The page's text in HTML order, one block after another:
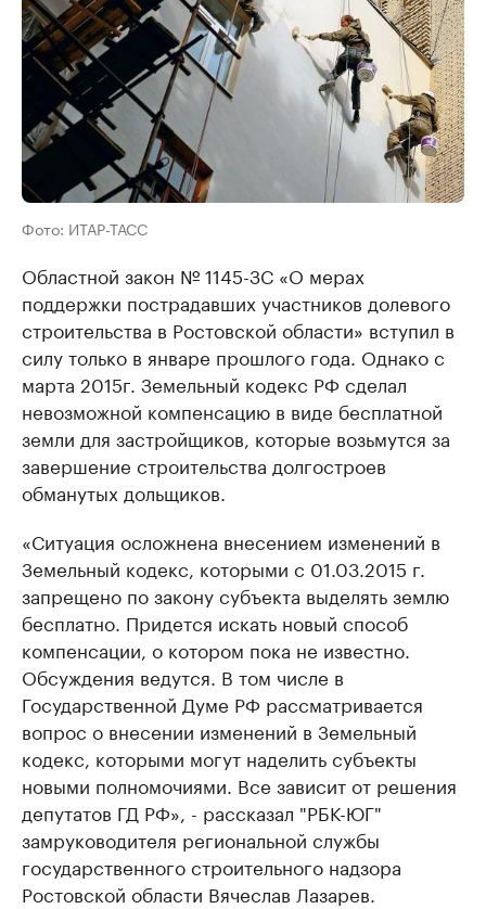
Фото: ИТАР-ТАСС
Областной закон № 1145-ЗС «О мерах
поддержки пострадавших участников долевого
строительства в Ростовской области» вступил в
силу только в январе прошлого года. Однако с
марта 2015г. Земельный кодекс РФ сделал
невозможной компенсацию в виде бесплатной
земли для застройщиков, которые возьмутся за
завершение строительства долгостроев
обманутых дольщиков.
«Ситуация осложнена внесением изменений в
Земельный кодекс, которыми с 01.03.2015 г.
запрещено по закону субъекта выделять землю
бесплатно. Придется искать новый способ
компенсации, о котором пока не известно.
Обсуждения ведутся. В том числе в
Государственной Думе РФ рассматривается
вопрос о внесении изменений в Земельный
кодекс, которыми могут наделить субъекты
новыми полномочиями. Все зависит от решения
депутатов ГД РФ», - рассказал "РБК-ЮГ"
замруководителя региональной службы
государственного строительного надзора
Ростовской области Вячеслав Лазарев.